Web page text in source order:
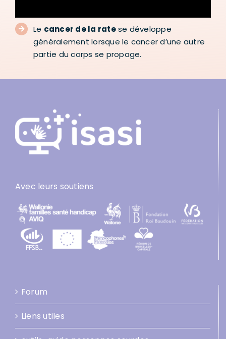
Le cancer de la ratese développe
généralement lorsque le cancer d’une autre
partie du corps se propage.
Avec leurs soutiens
Forum
Liens utiles